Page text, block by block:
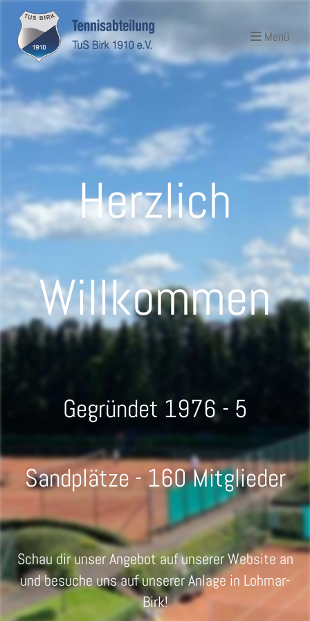
Menü
Herzlich
Willkommen
Gegründet 1976 - 5
Sandplätze - 160 Mitglieder
Schau dir unser Angebot auf unserer Website an
undbesuche uns auf unserer Anlage in Lohmar-
Birk!